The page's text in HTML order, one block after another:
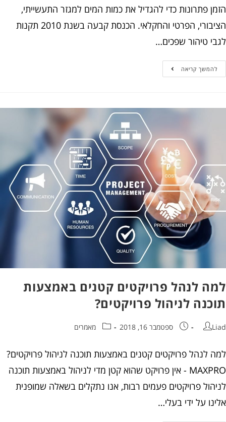
פתרונות כדי להגדיל את כמות המים למגזר התעשייתי,
הציבורי, הפרטי והחקלאי. הכנסת קבעה בשנת 2010 תקנות
טיהור שפכים…
קריאה
לנהל פרויקטים קטנים באמצעות
לניהול פרויקטים?
ספטמבר 16, 2018 מאמרים
לנהל פרויקטים קטנים באמצעות תוכנה לניהול פרויקטים?
MAXPRO - אין פרויקט שהוא קטן מדי לניהול באמצעות תוכנה
פרויקטים פעמים רבות, אנו נתקלים בשאלה שמופנית
על ידי בעלי…